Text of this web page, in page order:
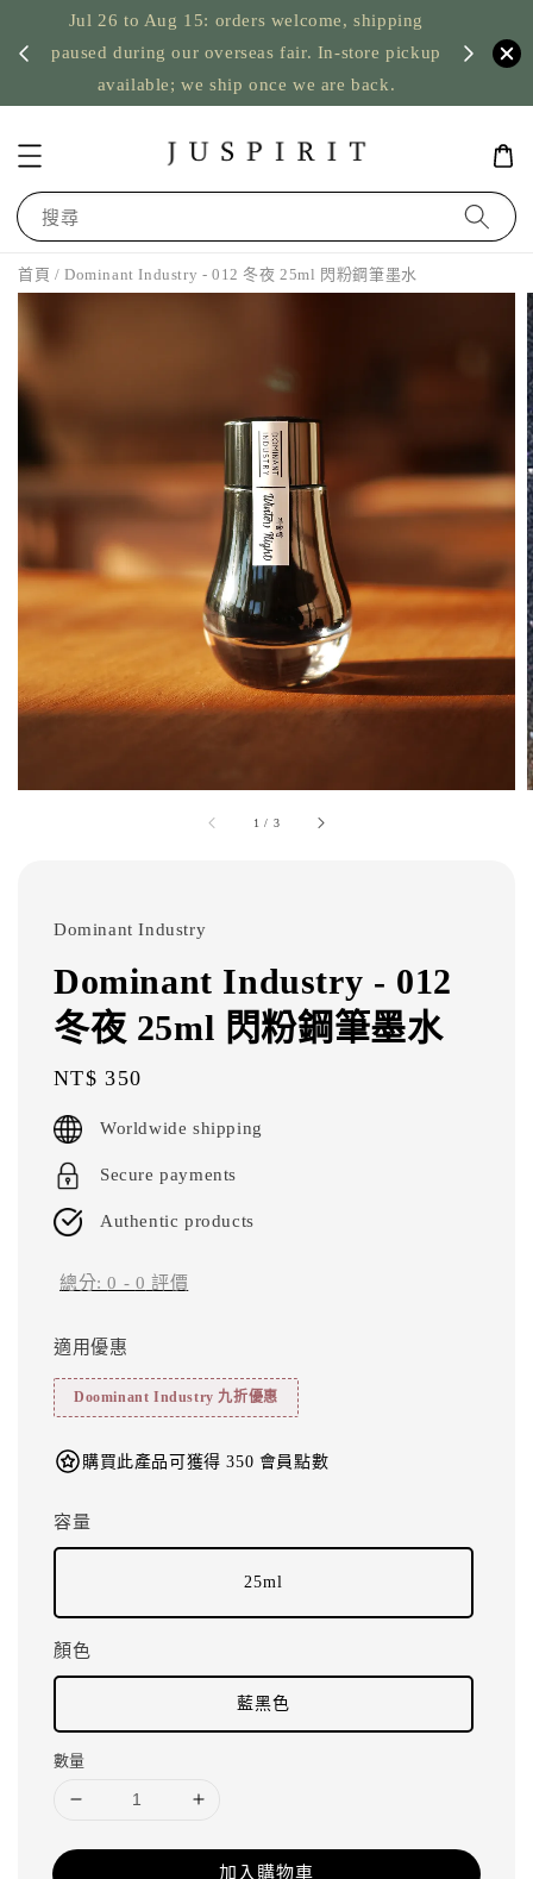
Jul 26 to Aug 15: orders welcome, shipping
paused during our overseas fair. In-store pickup
available; we ship once we are back.
US
搜尋
首頁 / Dominant Industry - 012 冬夜 25ml 閃粉鋼筆墨水
1 / 3
Dominant Industry
Dominant Industry - 012
冬夜 25ml 閃粉鋼筆墨水
Regular
price
NT$ 350
Worldwide shipping
Secure payments
Authentic products
總分:0 - 0 評價
適用優惠
Doominant Industry 九折優惠
購買此產品可獲得 350 會員點數
容量
25ml
顏色
藍黑色
數量
加入購物車